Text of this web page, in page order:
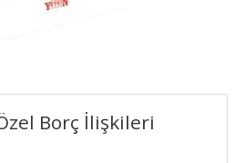
Borç İlişkileri